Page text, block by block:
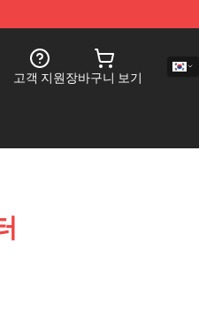
고객 지원장바구니 보기